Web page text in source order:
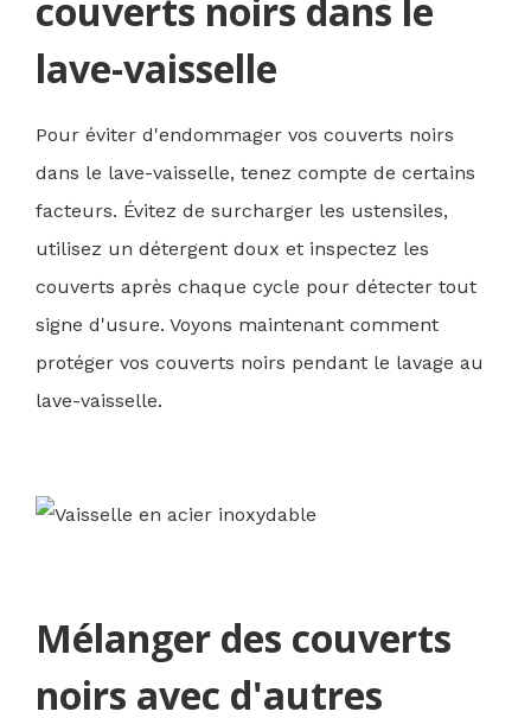
couverts noirs dans le
lave-vaisselle
Pour éviter d'endommager vos couverts noirs
dans le lave-vaisselle, tenez compte de certains
facteurs. Évitez de surcharger les ustensiles,
utilisez un détergent doux et inspectez les
couverts après chaque cycle pour détecter tout
signe d'usure. Voyons maintenant comment
protéger vos couverts noirs pendant le lavage au
lave-vaisselle.
Mélanger des couverts
noirs avec d'autres